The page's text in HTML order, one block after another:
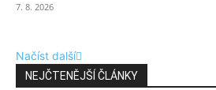
7. 8. 2026
Načíst další
NEJČTENĚJŠÍ ČLÁNKY